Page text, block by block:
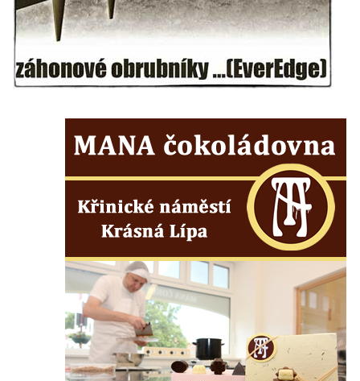
v ZOO Dresden
Socha krokodýla v ZOO Dresden
Socha slona v ZOO Dresden
Socha Faun s medvíďaty v ZOO Dresden
Socha světce severně od Lužce nad
Vltavou
Pamětní kámen revitalizace Vltavy Vraňany
– Hořín u Lužce nad Vltavou
a 30. výročí listopadu 1989 v Hrobčicích
Boží muka v parku před domem čp. 17 v
Hrobčicích
Sochy „Klaun a dívenka“ v parku v centru
Hrobčic